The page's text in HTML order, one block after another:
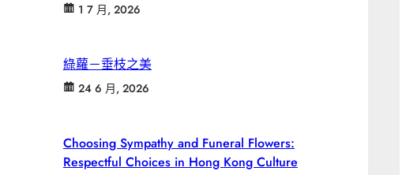
1 7 月, 2026
綠蘿－垂枝之美
24 6 月, 2026
Choosing Sympathy and Funeral Flowers:
Respectful Choices in Hong Kong Culture